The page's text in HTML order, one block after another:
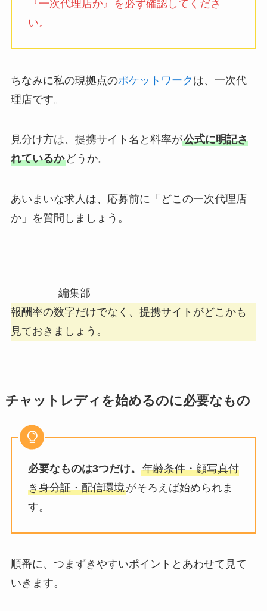
『一次代理店か』を必ず確認してくださ
い。
ちなみに私の現拠点のポケットワーク は、一次代
理店です。
見分け方は、提携サイト名と料率が公式に明記さ
れているかどうか。
あいまいな求人は、応募前に「どこの一次代理店
か」を質問しましょう。
編集部
報酬率の数字だけでなく、提携サイトがどこかも
見ておきましょう。
チャットレディを始めるのに必要なもの
必要なものは3つだけ。 年齢条件・顔写真付
き身分証・配信環境がそろえば始められま
す。
順番に、つまずきやすいポイントとあわせて見て
いきます。